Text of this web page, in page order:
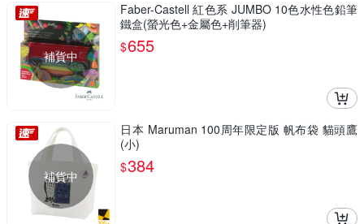
補貨中
Faber-Castell 紅色系 JUMBO 10色水性色鉛筆
鐵盒(螢光色+金屬色+削筆器)
$655
補貨中
日本 Maruman 100周年限定版 帆布袋 貓頭鷹
(小)
$384